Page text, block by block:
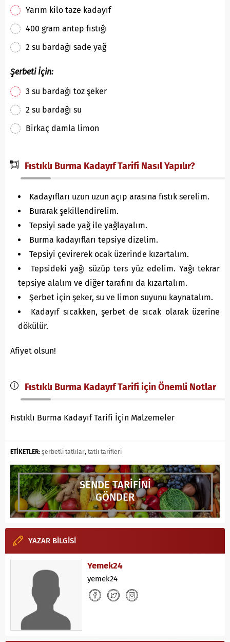
Yarım kilo taze kadayıf
400 gram antep fıstığı
2 su bardağı sade yağ
Şerbeti İçin:
3 su bardağı toz şeker
2 su bardağı su
Birkaç damla limon
Fıstıklı Burma Kadayıf Tarifi Nasıl Yapılır?
Kadayıfları uzun uzun açıp arasına fıstık serelim.
Burarak şekillendirelim.
Tepsiyi sade yağ ile yağlayalım.
Burma kadayıfları tepsiye dizelim.
Tepsiyi çevirerek ocak üzerinde kızartalım.
Tepsideki yağı süzüp ters yüz edelim. Yağı tekrar
tepsiye alalım ve diğer tarafını da kızartalım.
Şerbet için şeker, su ve limon suyunu kaynatalım.
Kadayıf sıcakken, şerbet de sıcak olarak üzerine
dökülür.
Afiyet olsun!
Fıstıklı Burma Kadayıf Tarifi için Önemli Notlar
Fıstıklı Burma Kadayıf Tarifi İçin Malzemeler
ETİKETLER: şerbetli tatlılar, tatlı tarifleri
SENDE TARİFİNİ
GÖNDER
YAZAR BİLGİSİ
Yemek24
yemek24